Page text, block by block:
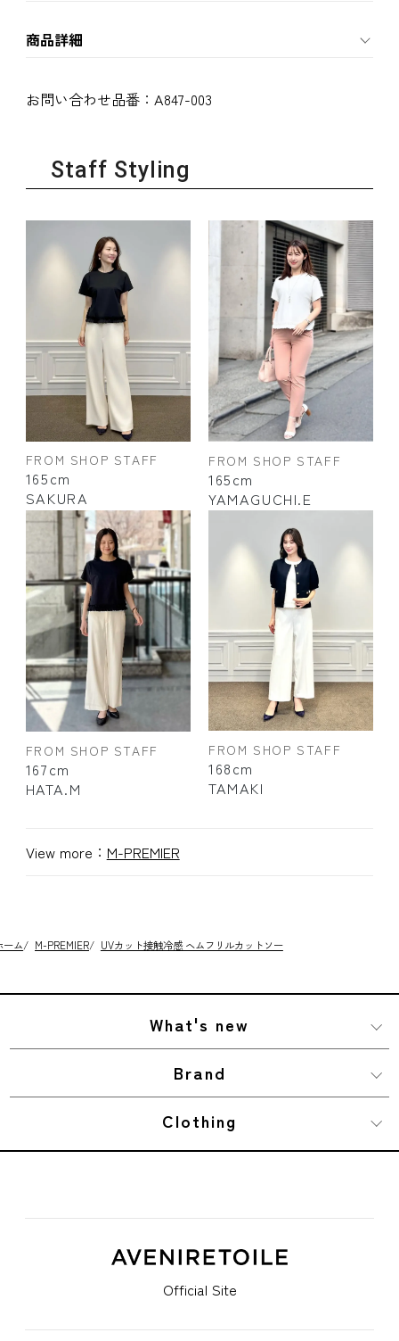
商品詳細
お問い合わせ品番： A847-003
Staff Styling
FROM SHOP STAFF
165cm
SAKURA
FROM SHOP STAFF
165cm
YAMAGUCHI.E
FROM SHOP STAFF
167cm
HATA.M
FROM SHOP STAFF
168cm
TAMAKI
View more： M-PREMIER
ーム/ M-PREMIER/ UVカット接触冷感 ヘムフリルカットソー
What's new
Brand
Clothing
Official Site